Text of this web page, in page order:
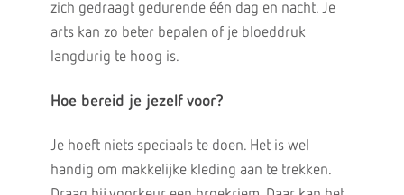
zich gedraagt gedurende één dag en nacht. Je
arts kan zo beter bepalen of je bloeddruk
langdurig te hoog is.
Hoe bereid je jezelf voor?
Je hoeft niets speciaals te doen. Het is wel
handig om makkelijke kleding aan te trekken.